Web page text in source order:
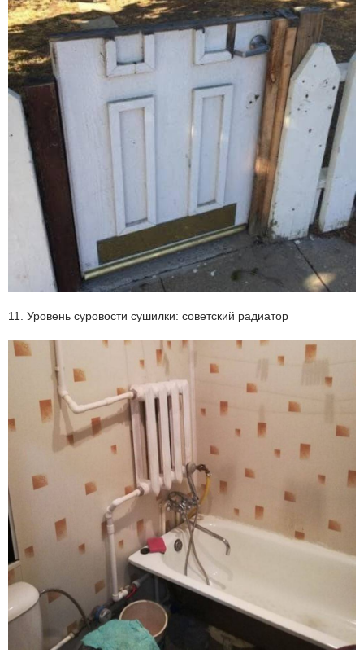
11. Уровень суровости сушилки: советский радиатор